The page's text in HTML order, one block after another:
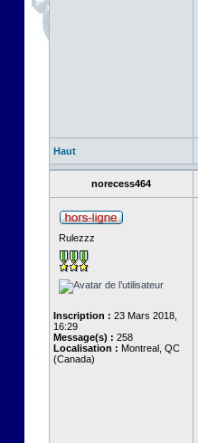
Haut
norecess464
Rulezzz
Inscription : 23 Mars 2018,
16:29
Message(s) : 258
Localisation : Montreal, QC
(Canada)